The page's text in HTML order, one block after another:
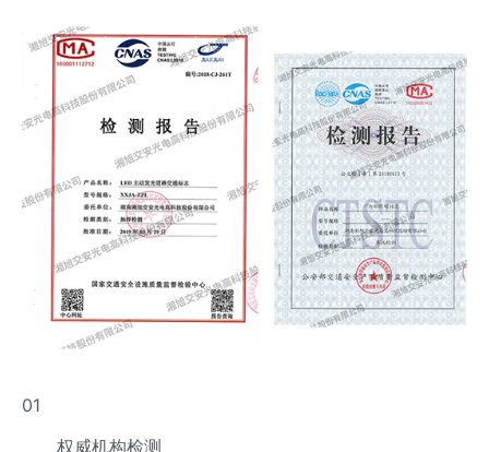
01
权威机构检测